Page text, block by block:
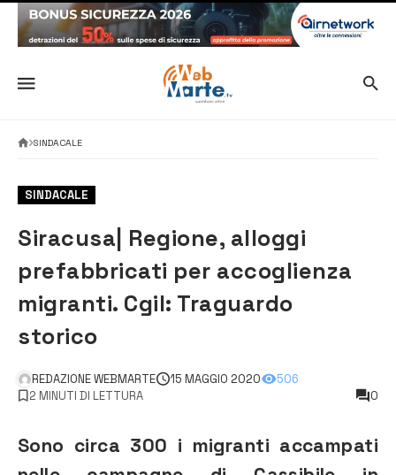
SINDACALE
SINDACALE
Siracusa| Regione, alloggi
prefabbricati per accoglienza
migranti. Cgil: Traguardo
storico
REDAZIONE WEBMARTE 15 MAGGIO 2020
506
2 MINUTI DI LETTURA
0
Sono circa 300 i migranti accampati